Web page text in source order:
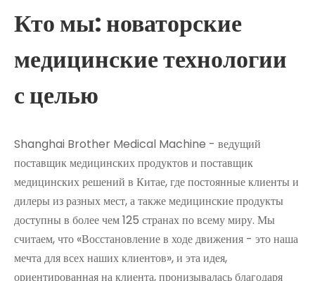
Кто мы: новаторские
медицинские технологии
с целью
Shanghai Brother Medical Machine - ведущий
поставщик медицинских продуктов и поставщик
медицинских решений в Китае, где постоянные клиенты и
дилеры из разных мест, а также медицинские продукты
доступны в более чем 125 странах по всему миру. Мы
считаем, что «Восстановление в ходе движения - это наша
мечта для всех наших клиентов», и эта идея,
ориентированная на клиента, пронизывалась благодаря